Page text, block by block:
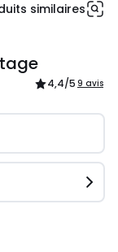
similaires
4,4/5 9 avis